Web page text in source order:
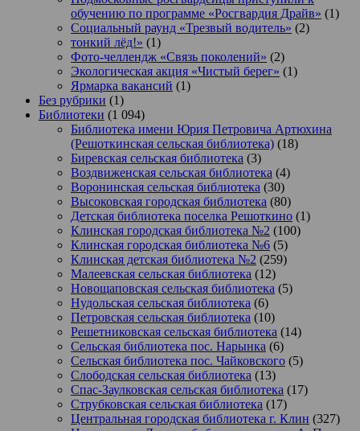
обучению по программе «Росгвардия Драйв» (1)
Социальный раунд «Трезвый водитель» (2)
тонкий лёд!» (1)
Фото-челлендж «Связь поколений» (2)
Экологическая акция «Чистый берег» (1)
Ярмарка вакансий (1)
Без рубрики (1)
Библиотеки (1 094)
Библиотека имени Юрия Петровича Артюхина
(Решоткинская сельская библиотека) (18)
Биревская сельская библиотека (3)
Воздвиженская сельская библиотека (4)
Воронинская сельская библиотека (30)
Высоковская городская библиотека (80)
Детская библиотека поселка Решоткино (1)
Клинская городская библиотека №2 (100)
Клинская городская библиотека №6 (5)
Клинская детская библиотека №2 (259)
Малеевская сельская библиотека (12)
Новощаповская сельская библиотека (5)
Нудольская сельская библиотека (6)
Петровская сельская библиотека (10)
Решетниковская сельская библиотека (14)
Сельская библиотека пос. Нарынка (6)
Сельская библиотека пос. Чайковского (5)
Слободская сельская библиотека (13)
Спас-Заулковская сельская библиотека (17)
Струбковская сельская библиотека (17)
Центральная городская библиотека г. Клин (327)